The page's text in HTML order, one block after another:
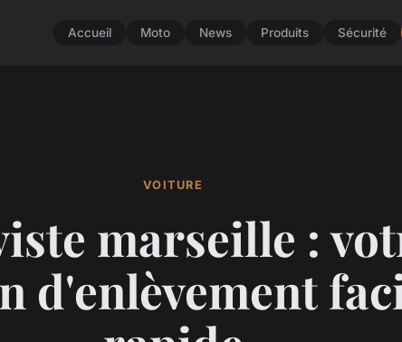
Accueil Moto News Produits Sécurité
VOITURE
marseille :
d'enlèvement